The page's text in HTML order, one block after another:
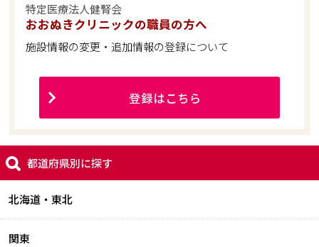
特定医療法人健腎会
おおぬきクリニックの職員の方へ
施設情報の変更・追加情報の登録について
登録はこちら
都道府県別に探す
北海道・東北
関東